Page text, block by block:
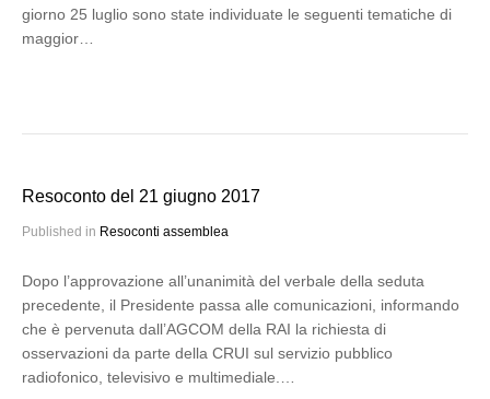
giorno 25 luglio sono state individuate le seguenti tematiche di
maggior…
Resoconto del 21 giugno 2017
Published in Resoconti assemblea
Dopo l’approvazione all’unanimità del verbale della seduta
precedente, il Presidente passa alle comunicazioni, informando
che è pervenuta dall’AGCOM della RAI la richiesta di
osservazioni da parte della CRUI sul servizio pubblico
radiofonico, televisivo e multimediale.…